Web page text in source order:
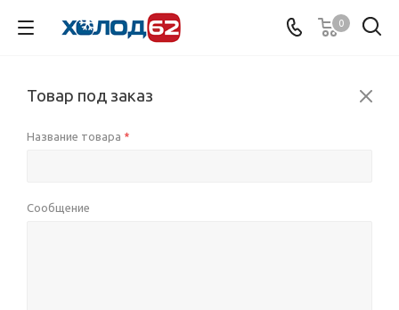
0
Товар под заказ
Название товара *
Сообщение